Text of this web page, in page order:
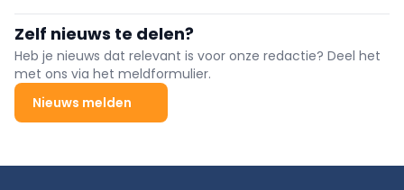
en scheepvaart en biedt oplossingen voor mobiele DC- of AC-
energievoorziening.
Zelf nieuws te delen?
Heb je nieuws dat relevant is voor onze redactie? Deel het
met ons via het meldformulier.
Nieuws melden